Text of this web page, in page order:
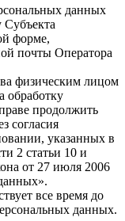
данных
Субъекта
форме,
почты Оператора
физическим лицом
обработку
продолжить
согласия
указанных в
2 статьи 10 и
от 27 июля 2006
все время до
данных.